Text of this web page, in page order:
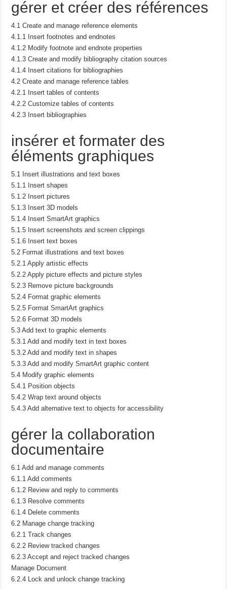
gérer et créer des références
4.1 Create and manage reference elements
4.1.1 Insert footnotes and endnotes
4.1.2 Modify footnote and endnote properties
4.1.3 Create and modify bibliography citation sources
4.1.4 Insert citations for bibliographies
4.2 Create and manage reference tables
4.2.1 Insert tables of contents
4.2.2 Customize tables of contents
4.2.3 Insert bibliographies
insérer et formater des
éléments graphiques
5.1 Insert illustrations and text boxes
5.1.1 Insert shapes
5.1.2 Insert pictures
5.1.3 Insert 3D models
5.1.4 Insert SmartArt graphics
5.1.5 Insert screenshots and screen clippings
5.1.6 Insert text boxes
5.2 Format illustrations and text boxes
5.2.1 Apply artistic effects
5.2.2 Apply picture effects and picture styles
5.2.3 Remove picture backgrounds
5.2.4 Format graphic elements
5.2.5 Format SmartArt graphics
5.2.6 Format 3D models
5.3 Add text to graphic elements
5.3.1 Add and modify text in text boxes
5.3.2 Add and modify text in shapes
5.3.3 Add and modify SmartArt graphic content
5.4 Modify graphic elements
5.4.1 Position objects
5.4.2 Wrap text around objects
5.4.3 Add alternative text to objects for accessibility
gérer la collaboration
documentaire
6.1 Add and manage comments
6.1.1 Add comments
6.1.2 Review and reply to comments
6.1.3 Resolve comments
6.1.4 Delete comments
6.2 Manage change tracking
6.2.1 Track changes
6.2.2 Review tracked changes
6.2.3 Accept and reject tracked changes
Manage Document
6.2.4 Lock and unlock change tracking